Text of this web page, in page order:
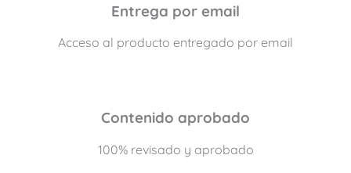
Entrega por email
Acceso al producto entregado por email
Contenido aprobado
100% revisado y aprobado